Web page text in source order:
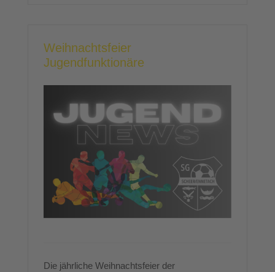
Weihnachtsfeier
Jugendfunktionäre
Die jährliche Weihnachtsfeier der